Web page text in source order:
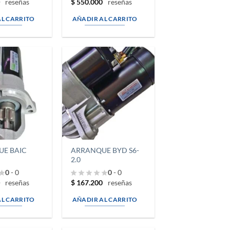
reseñas
CARRITO
reseñas
AÑADIR AL CARRITO
BAIC
0- 0
reseñas
CARRITO
ARRANQUE BYD S6-
2.0
0- 0
reseñas
$ 167.200
AÑADIR AL CARRITO